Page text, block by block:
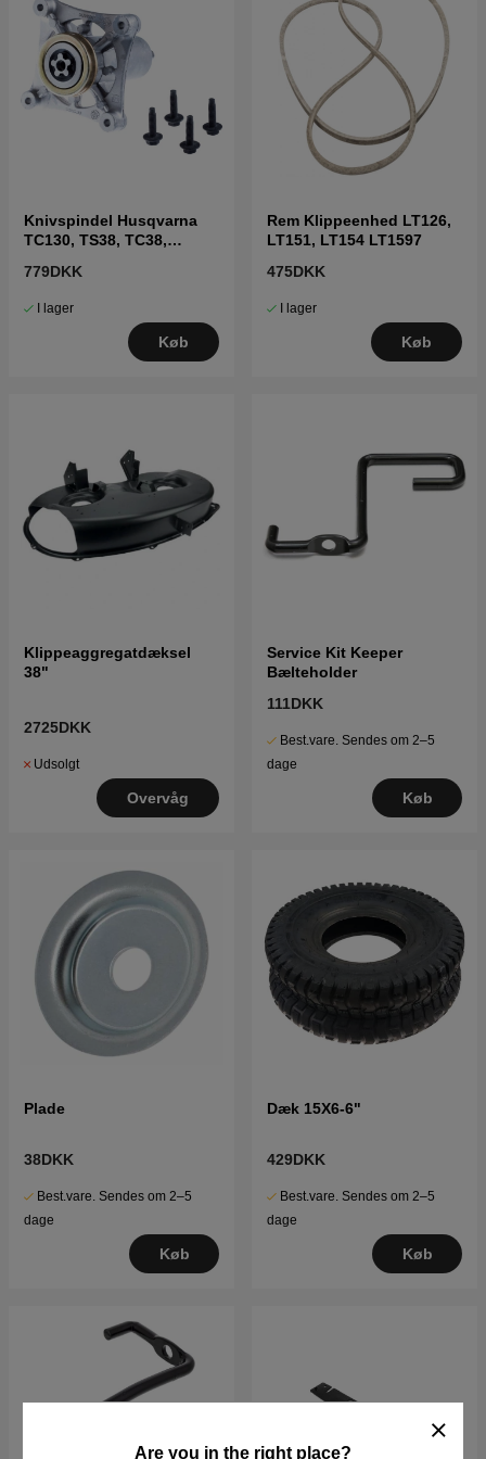
Are you in the right place?
Knivspindel Husqvarna
TC130, TS38, TC38,
779DKK
I lager
Køb
Rem Klippeenhed LT126,
LT151, LT154 LT1597
475DKK
I lager
Køb
Klippeaggregatdæksel
38"
2725DKK
Udsolgt
Overvåg
Service Kit Keeper
Bælteholder
111DKK
Best.vare. Sendes om 2–5
dage
Køb
Plade
38DKK
Best.vare. Sendes om 2–5
dage
Køb
Dæk 15X6-6"
429DKK
Best.vare. Sendes om 2–5
dage
Køb